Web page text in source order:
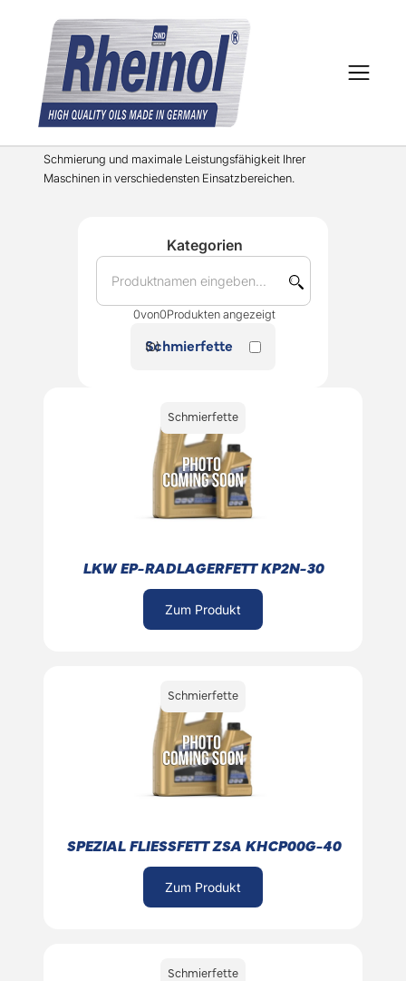
Schmierfette
Schmierung und maximale Leistungsfähigkeit Ihrer
Maschinen in verschiedensten Einsatzbereichen.
Kategorien
0von0Produkten angezeigt
(0)
Schmierfette
Schmierfette
LKW EP-RADLAGERFETT KP2N-30
Zum Produkt
Schmierfette
SPEZIAL FLIESSFETT ZSA KHCP00G-40
Zum Produkt
Schmierfette